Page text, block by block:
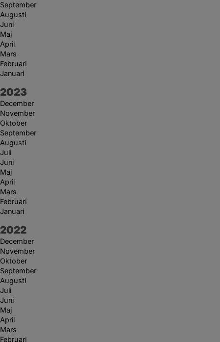
September
Augusti
Juni
Maj
April
Mars
Februari
Januari
År:
2023
December
November
Oktober
September
Augusti
Juli
Juni
Maj
April
Mars
Februari
Januari
År:
2022
December
November
Oktober
September
Augusti
Juli
Juni
Maj
April
Mars
Februari